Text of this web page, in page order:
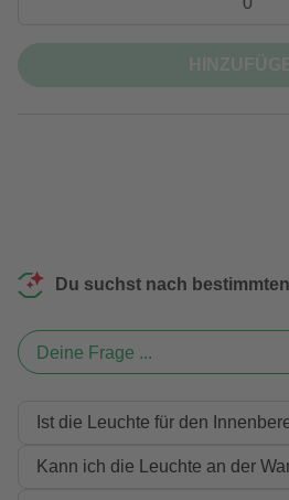
Du suchst nach
Deine Frage ...
Ist die Leuchte für den
Kann ich die Leuchte an der